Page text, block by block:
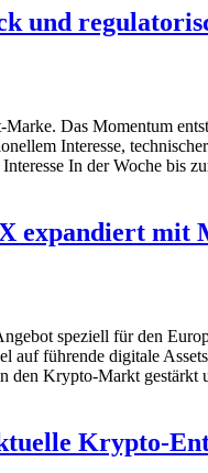
und
Das Momentum
Interesse,
In der Woche
expandiert mit
speziell für den
auf führende digitale
Krypto-Markt
Krypto-